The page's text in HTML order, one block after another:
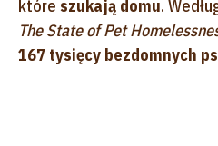
które szukają domu.
The State of Pet
167 tysięcy bezdomnych